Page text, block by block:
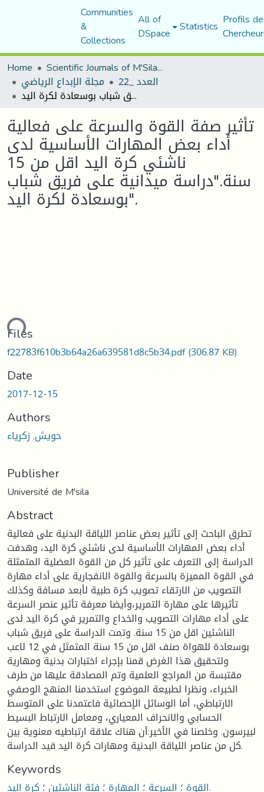
Communities
&
Collections
All of
DSpace Statistics Profils
Home
Scientific Journals of M'Sila University
مجلة الإبداع الرياضي العدد _22
تأثير صفة القوة والسرعة على فعالية أداء بعض المهارات الأساسية لدى ناشئي كرة اليد اقل من 15 سنة."دراسة ميدانية على فريق شباب بوسعادة لكرة اليد".
تأثير صفة القوة والسرعة على فعالية
أداء بعض المهارات الأساسية لدى
ناشئي كرة اليد اقل من 15
سنة."دراسة ميدانية على فريق شباب
بوسعادة لكرة اليد".
Files
f22783f610b3b64a26a639581d8c5b34.pdf(306.87 KB)
Date
2017-12-15
Authors
حويش, زكرياء
Publisher
Université de M'sila
Abstract
تطرق الباحث إلى تأثير بعض عناصر اللياقة البدنية على فعالية
أداء بعض المهارات الأساسية لدى ناشئي كرة اليد، وهدفت
الدراسة إلى التعرف على تأثير كل من القوة العضلية المتمثلة
في القوة المميزة بالسرعة والقوة الانفجارية على أداء مهارة
التصويب من الارتقاء تصويب كرة طبية لأبعد مسافة وكذلك
تأثيرها على مهارة التمرير،وأيضا معرفة تأثير عنصر السرعة
على أداء مهارات التصويب والخداع والتمرير في كرة اليد لدى
الناشئين اقل من 15 سنة. وتمت الدراسة على فريق شباب
بوسعادة للهواة صنف اقل من 15 سنة المتمثل في 12 لاعب
ولتحقيق هذا الغرض قمنا بإجراء اختبارات بدنية ومهارية
مقتبسة من المراجع العلمية وتم المصادقة عليها من طرف
الخبراء، ونظرا لطبيعة الموضوع استخدمنا المنهج الوصفي
الارتباطي، أما الوسائل الإحصائية فاعتمدنا على المتوسط
الحسابي والانحراف المعياري، ومعامل الارتباط البسيط
لبيرسون. وخلصنا في الأخير:أن هناك علاقة ارتباطيه معنوية بين
كل من عناصر اللياقة البدنية ومهارات كرة اليد قيد الدراسة.
Keywords
القوة ؛ السرعة ؛ المهارة ؛ فئة الناشئين ؛ كرة اليد.